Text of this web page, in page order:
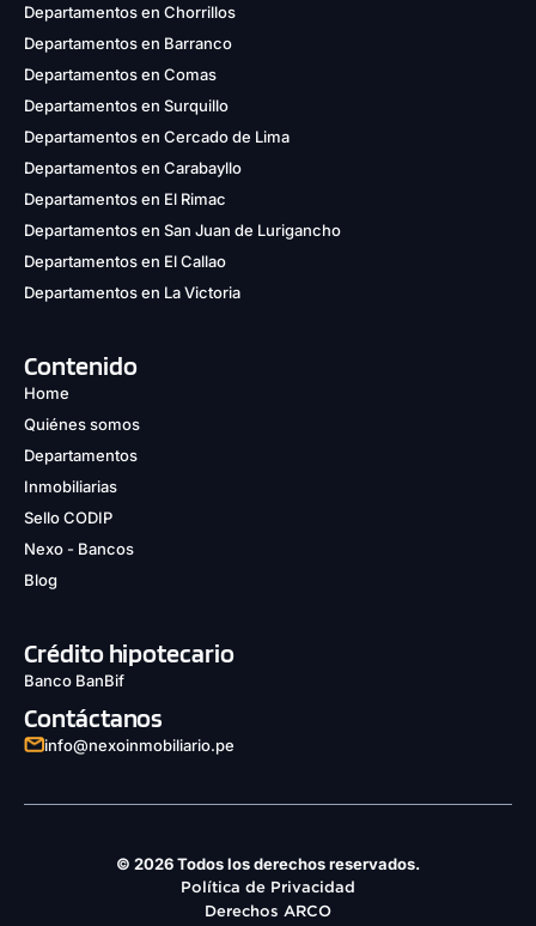
Departamentos en Chorrillos
Departamentos en Barranco
Departamentos en Comas
Departamentos en Surquillo
Departamentos en Cercado de Lima
Departamentos en Carabayllo
Departamentos en El Rimac
Departamentos en San Juan de Lurigancho
Departamentos en El Callao
Departamentos en La Victoria
Contenido
Home
Quiénes somos
Departamentos
Inmobiliarias
Sello CODIP
Nexo - Bancos
Blog
Crédito hipotecario
Banco BanBif
Contáctanos
info@nexoinmobiliario.pe
© 2026 Todos los derechos reservados.
Política de Privacidad
Derechos ARCO